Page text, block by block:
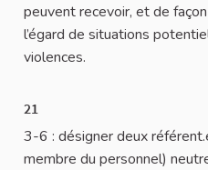
peuvent recevoir, et de
l’égard de situations
violences.
21
3-6 : désigner deux
membre du personnel)